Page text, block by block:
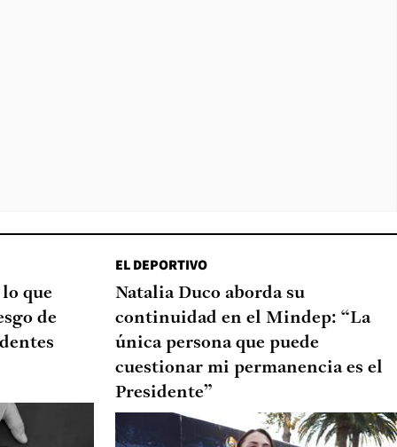
que
de
EL DEPORTIVO
Natalia Duco aborda su
continuidad en el Mindep: “La
única persona que puede
cuestionar mi permanencia es el
Presidente”